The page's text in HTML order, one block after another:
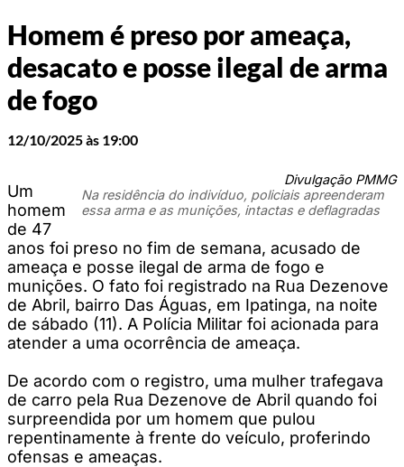
Homem é preso por ameaça,
desacato e posse ilegal de arma
de fogo
12/10/2025 às 19:00
Divulgação PMMG
Na residência do indivíduo, policiais apreenderam
essa arma e as munições, intactas e deflagradas
Um
homem
de 47
anos foi preso no fim de semana, acusado de
ameaça e posse ilegal de arma de fogo e
munições. O fato foi registrado na Rua Dezenove
de Abril, bairro Das Águas, em Ipatinga, na noite
de sábado (11). A Polícia Militar foi acionada para
atender a uma ocorrência de ameaça.
De acordo com o registro, uma mulher trafegava
de carro pela Rua Dezenove de Abril quando foi
surpreendida por um homem que pulou
repentinamente à frente do veículo, proferindo
ofensas e ameaças.